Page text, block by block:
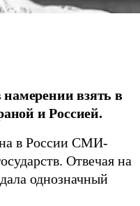
взять в
и Россией.
в России СМИ-
Отвечая на
однозначный